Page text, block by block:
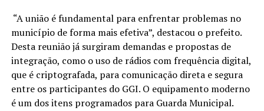
“A união é fundamental para enfrentar problemas no
município de forma mais efetiva”, destacou o prefeito.
Desta reunião já surgiram demandas e propostas de
integração, como o uso de rádios com frequência digital,
que é criptografada, para comunicação direta e segura
entre os participantes do GGI. O equipamento moderno
é um dos itens programados para Guarda Municipal.